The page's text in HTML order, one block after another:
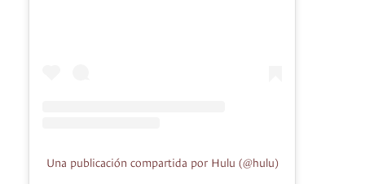
Una publicación compartida por Hulu (@hulu)